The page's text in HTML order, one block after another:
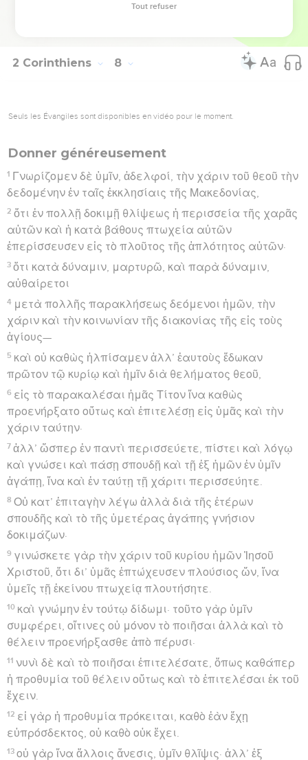
Hébreu : © Westminster Leningrad Codex - tanach.us --- Grec : © 2010 by the
2 Corinthiens 8
Seuls les Évangiles sont disponibles en vidéo pour le moment.
Donner généreusement
1 Γνωρίζομεν δὲ ὑμῖν, ἀδελφοί, τὴν χάριν τοῦ θεοῦ τὴν
δεδομένην ἐν ταῖς ἐκκλησίαις τῆς Μακεδονίας,
2 ὅτι ἐν πολλῇ δοκιμῇ θλίψεως ἡ περισσεία τῆς χαρᾶς
αὐτῶν καὶ ἡ κατὰ βάθους πτωχεία αὐτῶν
ἐπερίσσευσεν εἰς τὸ πλοῦτος τῆς ἁπλότητος αὐτῶν·
3 ὅτι κατὰ δύναμιν, μαρτυρῶ, καὶ παρὰ δύναμιν,
αὐθαίρετοι
4 μετὰ πολλῆς παρακλήσεως δεόμενοι ἡμῶν, τὴν
χάριν καὶ τὴν κοινωνίαν τῆς διακονίας τῆς εἰς τοὺς
ἁγίους—
5 καὶ οὐ καθὼς ἠλπίσαμεν ἀλλ’ ἑαυτοὺς ἔδωκαν
πρῶτον τῷ κυρίῳ καὶ ἡμῖν διὰ θελήματος θεοῦ,
6 εἰς τὸ παρακαλέσαι ἡμᾶς Τίτον ἵνα καθὼς
προενήρξατο οὕτως καὶ ἐπιτελέσῃ εἰς ὑμᾶς καὶ τὴν
χάριν ταύτην·
7 ἀλλ’ ὥσπερ ἐν παντὶ περισσεύετε, πίστει καὶ λόγῳ
καὶ γνώσει καὶ πάσῃ σπουδῇ καὶ τῇ ἐξ ἡμῶν ἐν ὑμῖν
ἀγάπῃ, ἵνα καὶ ἐν ταύτῃ τῇ χάριτι περισσεύητε.
8 Οὐ κατ’ ἐπιταγὴν λέγω ἀλλὰ διὰ τῆς ἑτέρων
σπουδῆς καὶ τὸ τῆς ὑμετέρας ἀγάπης γνήσιον
δοκιμάζων·
9 γινώσκετε γὰρ τὴν χάριν τοῦ κυρίου ἡμῶν Ἰησοῦ
Χριστοῦ, ὅτι δι’ ὑμᾶς ἐπτώχευσεν πλούσιος ὤν, ἵνα
ὑμεῖς τῇ ἐκείνου πτωχείᾳ πλουτήσητε.
10 καὶ γνώμην ἐν τούτῳ δίδωμι· τοῦτο γὰρ ὑμῖν
συμφέρει, οἵτινες οὐ μόνον τὸ ποιῆσαι ἀλλὰ καὶ τὸ
θέλειν προενήρξασθε ἀπὸ πέρυσι·
11 νυνὶ δὲ καὶ τὸ ποιῆσαι ἐπιτελέσατε, ὅπως καθάπερ
ἡ προθυμία τοῦ θέλειν οὕτως καὶ τὸ ἐπιτελέσαι ἐκ τοῦ
ἔχειν.
12 εἰ γὰρ ἡ προθυμία πρόκειται, καθὸ ἐὰν ἔχῃ
εὐπρόσδεκτος, οὐ καθὸ οὐκ ἔχει.
13 οὐ γὰρ ἵνα ἄλλοις ἄνεσις, ὑμῖν θλῖψις· ἀλλ’ ἐξ
Tout refuser